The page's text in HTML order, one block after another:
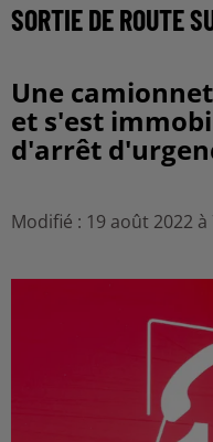
SORTIE DE ROUTE
Une
et s'est
d'arrêt
Modifié : 19 août 2022